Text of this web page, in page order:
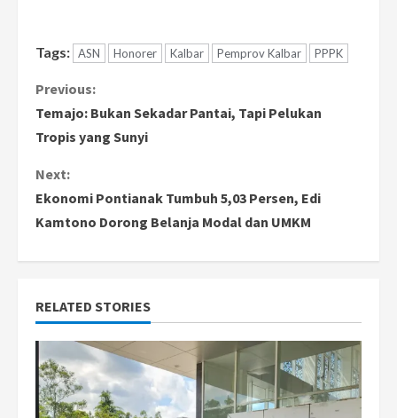
Tags: ASN Honorer Kalbar Pemprov Kalbar PPPK
C
o
n
t
u
e
R
Previous:
Temajo: Bukan Sekadar Pantai, Tapi Pelukan
Tropis yang Sunyi
Next:
Ekonomi Pontianak Tumbuh 5,03 Persen, Edi
Kamtono Dorong Belanja Modal dan UMKM
RELATED STORIES